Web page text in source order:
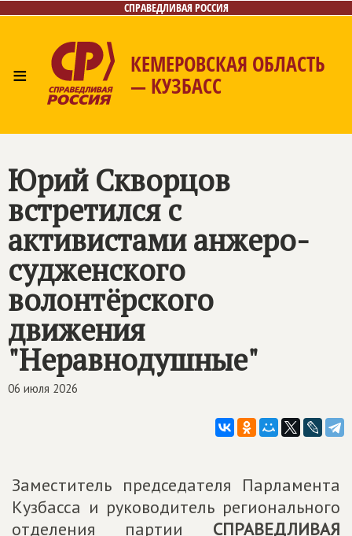
СПРАВЕДЛИВАЯ РОССИЯ
≡ КЕМЕРОВСКАЯ ОБЛАСТЬ
— КУЗБАСС
Фото/Видео
Юрий Скворцов
встретился с
активистами анжеро-
судженского
волонтёрского
движения
"Неравнодушные"
06 июля 2026
Заместитель председателя Парламента
Кузбасса и руководитель регионального
отделения партии СПРАВЕДЛИВАЯ